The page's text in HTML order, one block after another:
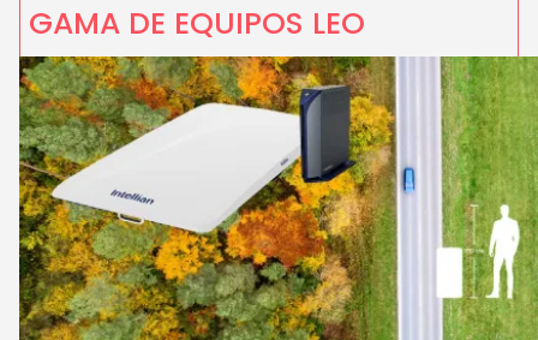
GAMA DE EQUIPOS LEO